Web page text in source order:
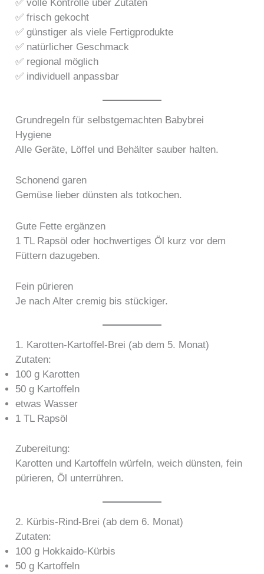
✅ volle Kontrolle über Zutaten
✅ frisch gekocht
✅ günstiger als viele Fertigprodukte
✅ natürlicher Geschmack
✅ regional möglich
✅ individuell anpassbar
Grundregeln für selbstgemachten Babybrei
Hygiene
Alle Geräte, Löffel und Behälter sauber halten.
Schonend garen
Gemüse lieber dünsten als totkochen.
Gute Fette ergänzen
1 TL Rapsöl oder hochwertiges Öl kurz vor dem
Füttern dazugeben.
Fein pürieren
Je nach Alter cremig bis stückiger.
1. Karotten-Kartoffel-Brei (ab dem 5. Monat)
Zutaten:
100 g Karotten
50 g Kartoffeln
etwas Wasser
1 TL Rapsöl
Zubereitung:
Karotten und Kartoffeln würfeln, weich dünsten, fein
pürieren, Öl unterrühren.
2. Kürbis-Rind-Brei (ab dem 6. Monat)
Zutaten:
100 g Hokkaido-Kürbis
50 g Kartoffeln